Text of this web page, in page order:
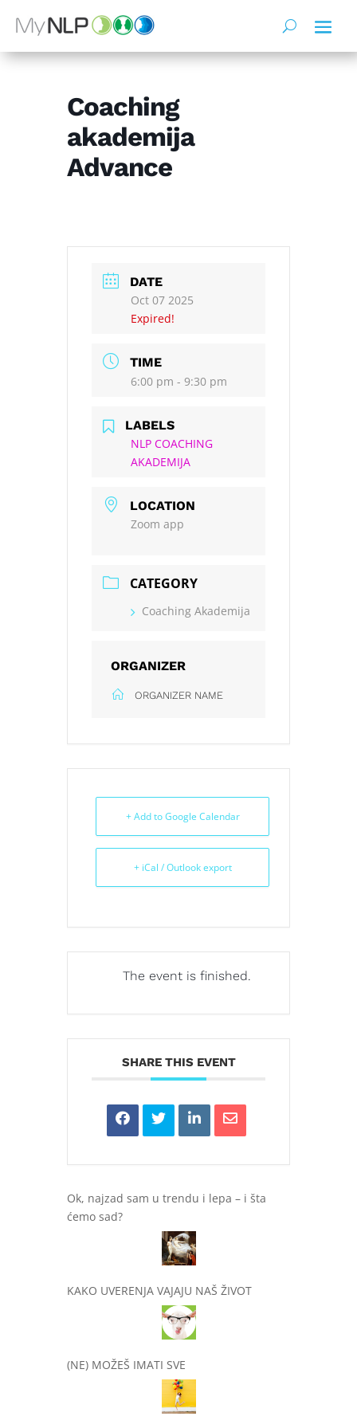
Coaching
akademija
Advance
DATE
Oct 07 2025
Expired!
TIME
6:00 pm - 9:30 pm
LABELS
NLP COACHING
AKADEMIJA
LOCATION
Zoom app
CATEGORY
Coaching Akademija
ORGANIZER
ORGANIZER NAME
+ Add to Google Calendar
+ iCal / Outlook export
The event is finished.
SHARE THIS EVENT
Ok, najzad sam u trendu i lepa – i šta
ćemo sad?
KAKO UVERENJA VAJAJU NAŠ ŽIVOT
(NE) MOŽEŠ IMATI SVE